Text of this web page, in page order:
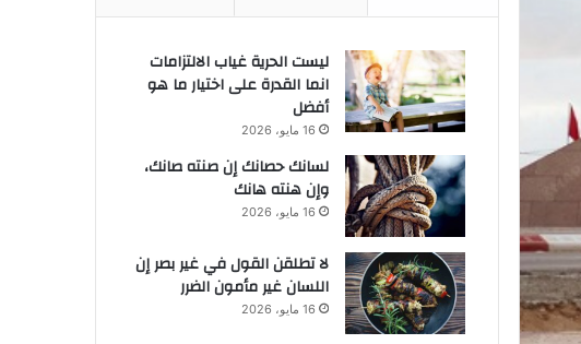
ليست الحرية غياب الالتزامات
انما القدرة على اختيار ما هو
أفضل
16 مايو، 2026
لسانك حصانك إن صنته صانك،
وإن هنته هانك
16 مايو، 2026
لا تطلقن القول في غير بصر إن
اللسان غير مأمون الضرر
16 مايو، 2026